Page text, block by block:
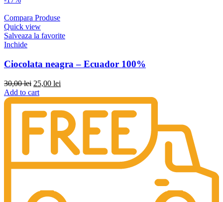
Compara Produse
Quick view
Salveaza la favorite
Inchide
Ciocolata neagra – Ecuador 100%
30,00lei Original
price
30,00 lei.
25,00 lei
25,00 lei.
Add to cart